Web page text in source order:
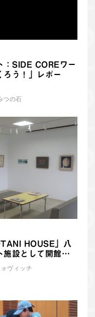
：SIDE COREワー
ろう！」レポー
つの石
HOUSE」八
施設として開館…
ヴィッチ